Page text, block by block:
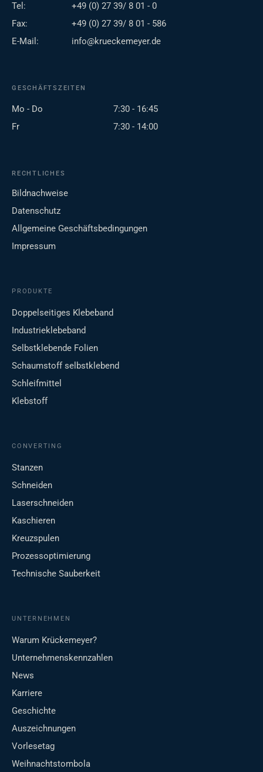
Tel:
+49 (0) 27 39/ 8 01 - 0
Fax:
+49 (0) 27 39/ 8 01 - 586
E-Mail:
info@krueckemeyer.de
GESCHÄFTSZEITEN
Mo - Do
7:30 - 16:45
Fr
7:30 - 14:00
RECHTLICHES
Bildnachweise
Datenschutz
Allgemeine Geschäftsbedingungen
Impressum
PRODUKTE
Doppelseitiges Klebeband
Industrieklebeband
Selbstklebende Folien
Schaumstoff selbstklebend
Schleifmittel
Klebstoff
CONVERTING
Stanzen
Schneiden
Laserschneiden
Kaschieren
Kreuzspulen
Prozessoptimierung
Technische Sauberkeit
UNTERNEHMEN
Warum Krückemeyer?
Unternehmenskennzahlen
News
Karriere
Geschichte
Auszeichnungen
Vorlesetag
Weihnachtstombola